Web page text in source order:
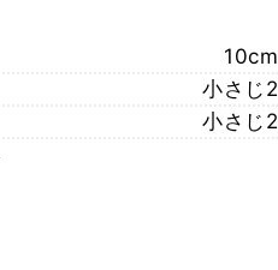
10cm
小さじ2
小さじ2